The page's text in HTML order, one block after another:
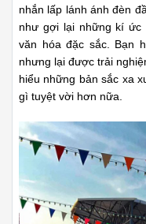
nhắn lấp lánh ánh đèn
như gợi lại những kí ức
văn hóa đặc sắc. Bạn
nhưng lại được trải
hiểu những bản sắc xa
gì tuyệt vời hơn nữa.